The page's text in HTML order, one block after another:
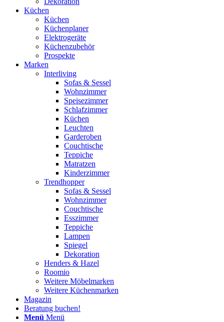
Küchen
Küchen
Küchenplaner
Elektrogeräte
Küchenzubehör
Prospekte
Marken
Interliving
Sofas & Sessel
Wohnzimmer
Speisezimmer
Schlafzimmer
Küchen
Leuchten
Garderoben
Couchtische
Teppiche
Matratzen
Kinderzimmer
Trendhopper
Sofas & Sessel
Wohnzimmer
Couchtische
Esszimmer
Teppiche
Lampen
Spiegel
Dekoration
Henders & Hazel
Roomio
Weitere Möbelmarken
Weitere Küchenmarken
Magazin
Beratung buchen!
Menü Menü